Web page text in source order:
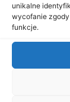
unikalne
wycofanie
funkcje.
Oferta
Cennik